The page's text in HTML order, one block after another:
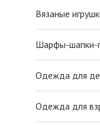
Вязаные
Шарфы-шапки-
Одежда для
Одежда для